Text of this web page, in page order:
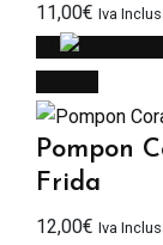
11,00€ Iva
Pompon
Frida
12,00€ Iva